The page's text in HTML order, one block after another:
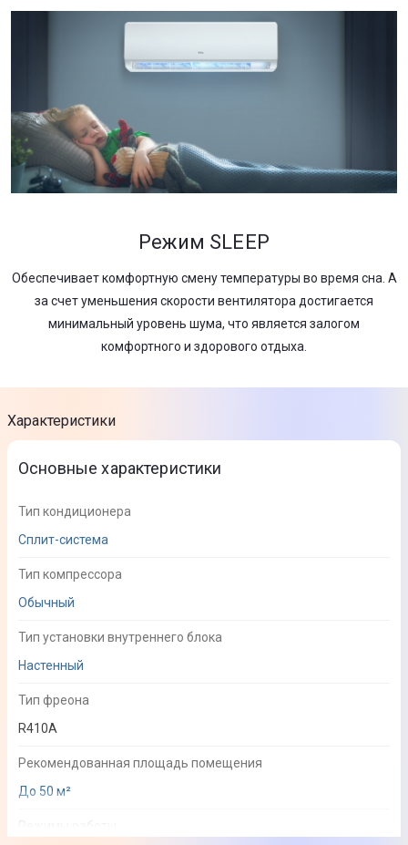
Режим SLEEP
Обеспечивает комфортную смену температуры во время сна. А
за счет уменьшения скорости вентилятора достигается
минимальный уровень шума, что является залогом
комфортного и здорового отдыха.
Характеристики
Основные характеристики
Тип кондиционера
Сплит-система
Тип компрессора
Обычный
Тип установки внутреннего блока
Настенный
Тип фреона
R410A
Рекомендованная площадь помещения
До 50 м²